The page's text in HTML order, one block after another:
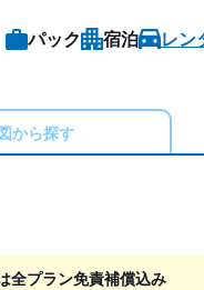
パック 宿泊 レン
から探す
全プラン免責補償込み